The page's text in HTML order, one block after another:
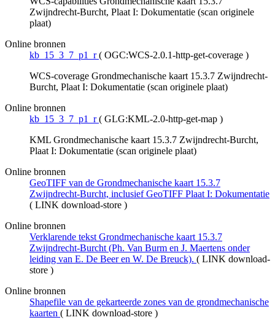
Zwijndrecht-Burcht, Plaat I: Dokumentatie (scan originele
plaat)
Online bronnen
kb_15_3_7_p1_r ( OGC:WCS-2.0.1-http-get-coverage )
WCS-coverage Grondmechanische kaart 15.3.7 Zwijndrecht-
Burcht, Plaat I: Dokumentatie (scan originele plaat)
Online bronnen
kb_15_3_7_p1_r ( GLG:KML-2.0-http-get-map )
KML Grondmechanische kaart 15.3.7 Zwijndrecht-Burcht,
Plaat I: Dokumentatie (scan originele plaat)
Online bronnen
GeoTIFF van de Grondmechanische kaart 15.3.7
Zwijndrecht-Burcht, inclusief GeoTIFF Plaat I: Dokumentatie
( LINK download-store )
Online bronnen
Verklarende tekst Grondmechanische kaart 15.3.7
Zwijndrecht-Burcht (Ph. Van Burm en J. Maertens onder
leiding van E. De Beer en W. De Breuck). ( LINK download-
store )
Online bronnen
Shapefile van de gekarteerde zones van de grondmechanische
kaarten ( LINK download-store )